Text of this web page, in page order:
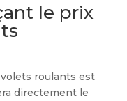
le prix
roulants est
directement le